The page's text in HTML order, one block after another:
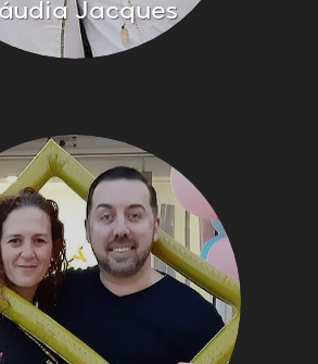
Jacques